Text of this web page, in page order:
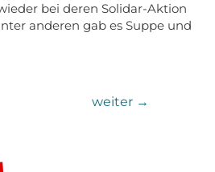
bei deren Solidar-Aktion
anderen gab es Suppe und
weiter →